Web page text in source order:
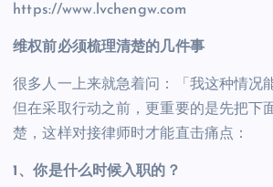
https://www.lvchengw.com
维权前必须梳理清楚的几件事
很多人一上来就急着问：「我这种情况
但在采取行动之前，更重要的是先把下
楚，这样对接律师时才能直击痛点：
1、你是什么时候入职的？